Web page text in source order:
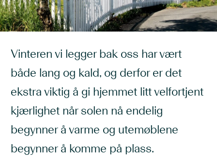
Vinteren vi legger bak oss har vært
både lang og kald, og derfor er det
ekstra viktig å gi hjemmet litt velfortjent
kjærlighet når solen nå endelig
begynner å varme og utemøblene
begynner å komme på plass.